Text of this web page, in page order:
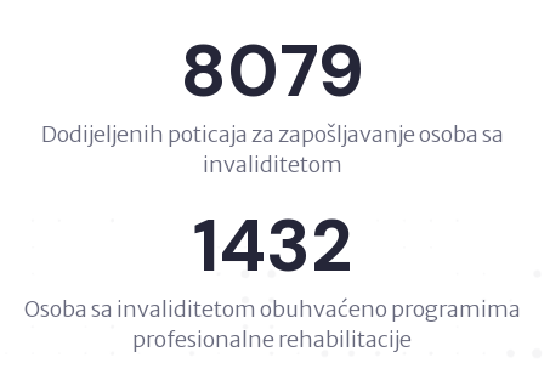
8079
Dodijeljenih poticaja za zapošljavanje osoba sa
invaliditetom
1432
Osoba sa invaliditetom obuhvaćeno programima
profesionalne rehabilitacije